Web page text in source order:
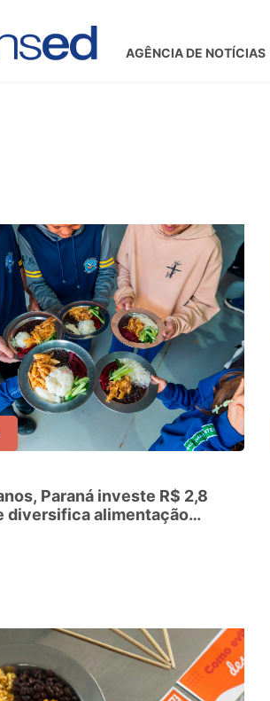
AGÊNCIA DE NOTÍCIAS
Paraná investe R$ 2,8
diversifica alimentação